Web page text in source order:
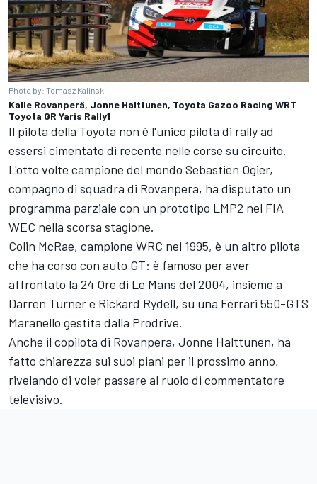
Photo by: Tomasz Kaliński
Kalle Rovanperä, Jonne Halttunen, Toyota Gazoo Racing WRT
Toyota GR Yaris Rally1
Il pilota della Toyota non è l'unico pilota di rally ad
essersi cimentato di recente nelle corse su circuito.
L'otto volte campione del mondo Sebastien Ogier,
compagno di squadra di Rovanpera, ha disputato un
programma parziale con un prototipo LMP2 nel FIA
WEC nella scorsa stagione.
Colin McRae, campione WRC nel 1995, è un altro pilota
che ha corso con auto GT: è famoso per aver
affrontato la 24 Ore di Le Mans del 2004, insieme a
Darren Turner e Rickard Rydell, su una Ferrari 550-GTS
Maranello gestita dalla Prodrive.
Anche il copilota di Rovanpera, Jonne Halttunen, ha
fatto chiarezza sui suoi piani per il prossimo anno,
rivelando di voler passare al ruolo di commentatore
televisivo.